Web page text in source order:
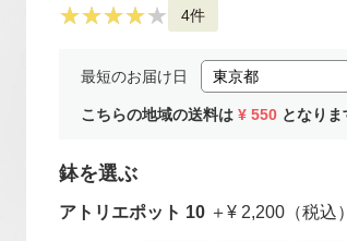
4件
最短のお届け日
こちらの地域の送料は ¥ 550 となりま
鉢を選ぶ
アトリエポット 10 ＋¥ 2,200（税込